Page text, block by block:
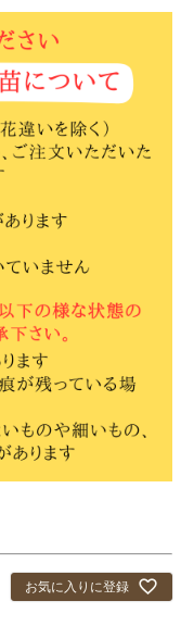
お気に入りに登録